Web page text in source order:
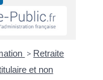
> Retraite
et non